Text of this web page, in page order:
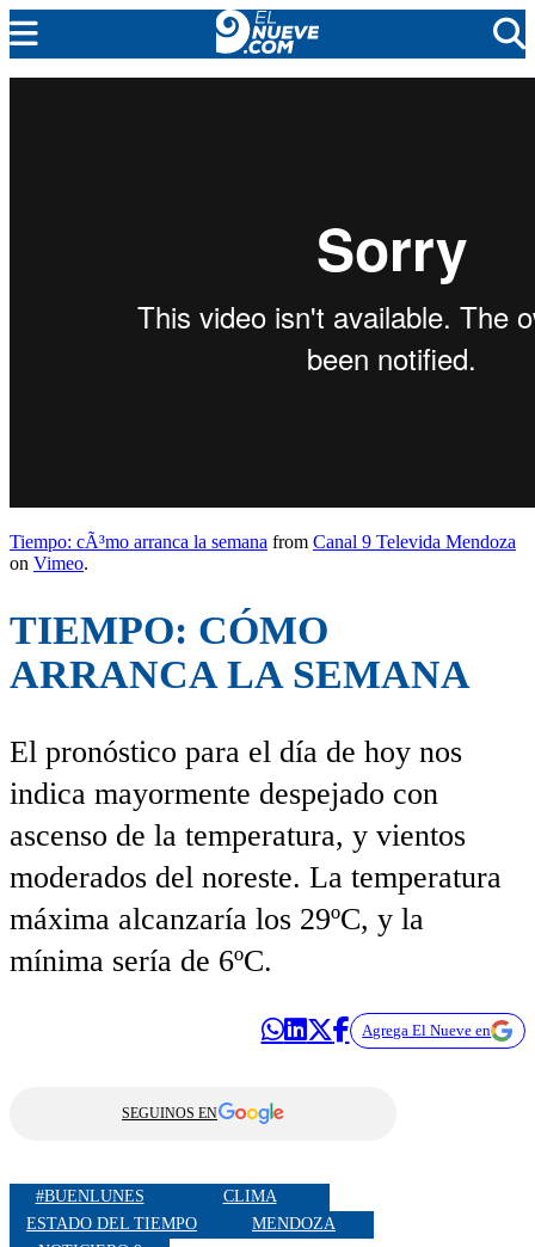
Tiempo: cÃ³mo arranca la semana from Canal 9 Televida Mendoza
on Vimeo.
TIEMPO: CÓMO
ARRANCA LA SEMANA
El pronóstico para el día de hoy nos
indica mayormente despejado con
ascenso de la temperatura, y vientos
moderados del noreste. La temperatura
máxima alcanzaría los 29ºC, y la
mínima sería de 6ºC.
Agrega El Nueve en
SEGUINOS EN
#BUENLUNES
CLIMA
ESTADO DEL TIEMPO
MENDOZA